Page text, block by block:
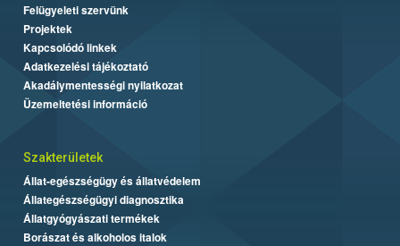
Felügyeleti szervünk
Projektek
Kapcsolódó linkek
Adatkezelési tájékoztató
Akadálymentességi nyilatkozat
Üzemeltetési információ
Szakterületek
Állat-egészségügy és állatvédelem
Állategészségügyi diagnosztika
Állatgyógyászati termékek
Borászat és alkoholos italok